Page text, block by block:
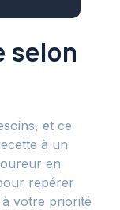
selon
et ce
à un
en
repérer
votre priorité